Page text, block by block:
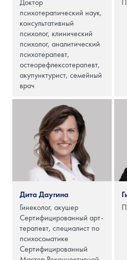
Доктор
психотерапический наук,
консультативный
психолог, клинический
психолог, аналитический
психотерапевт,
oстеорефлексотерапевт,
акупунктурист, семейный
врач
Дита Даугина
Гинеколог, акушер
Сертифицированный арт-
терапевт, специалист по
психосоматике
Сертифицированный